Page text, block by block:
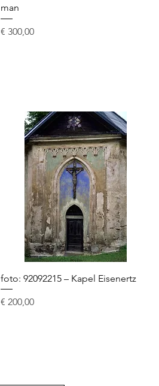
man
Prijs
€ 300,00
foto: 92092215 – Kapel Eisenertz
Prijs
€ 200,00